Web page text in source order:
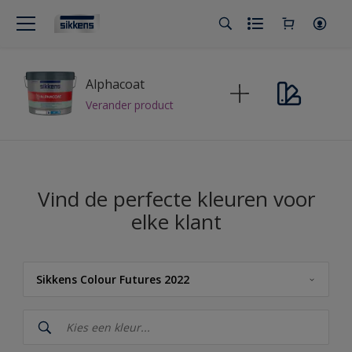
Alphacoat
Verander product
Vind de perfecte kleuren voor
elke klant
Sikkens Colour Futures 2022
Sikkens